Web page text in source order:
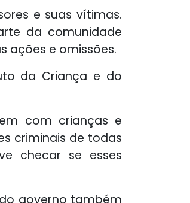
e suas vítimas.
da comunidade
ações e omissões.
da Criança e do
com crianças e
criminais de todas
checar se esses